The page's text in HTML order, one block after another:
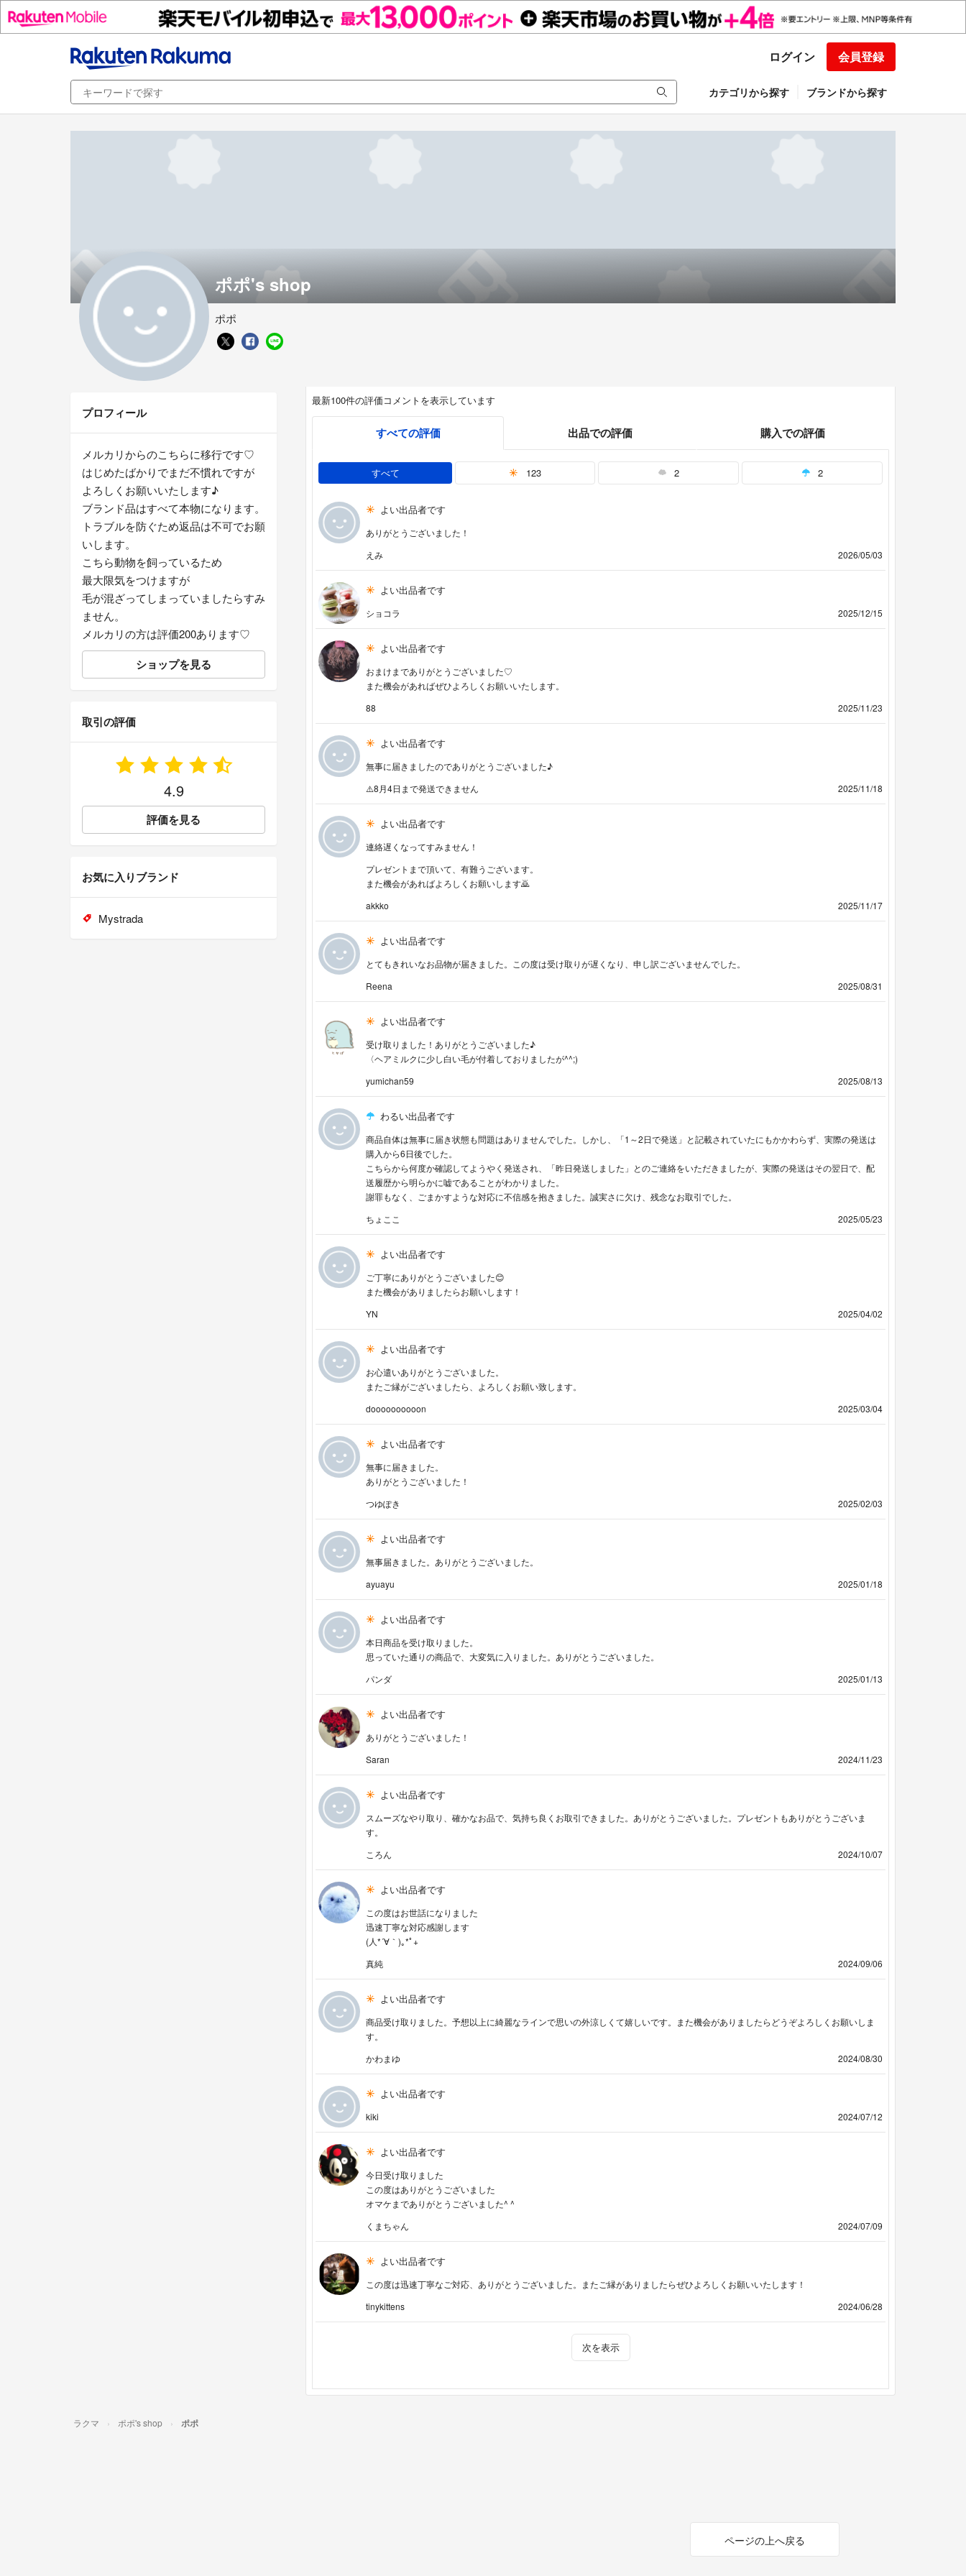
ログイン 会員登録
カテゴリから探す ブランドから探す
ポポ's shop
ポポ
最新100件の評価コメントを表示しています
すべての評価 出品での評価 購入での評価
すべて 123 2 2
よい出品者です
ありがとうございました！
えみ
2026/05/03
よい出品者です
ショコラ 2025/12/15
よい出品者です
おまけまでありがとうございました♡
また機会があればぜひよろしくお願いいたします。
88
2025/11/23
よい出品者です
無事に届きましたのでありがとうございました♪
⚠️8月4日まで発送できません
2025/11/18
よい出品者です
連絡遅くなってすみません！
プレゼントまで頂いて、有難うございます。
また機会があればよろしくお願いします🙇
akkko
2025/11/17
よい出品者です
とてもきれいなお品物が届きました。この度は受け取りが遅くなり、申し訳ございませんでした。
Reena
2025/08/31
よい出品者です
受け取りました！ありがとうございました♪
〈ヘアミルクに少し白い毛が付着しておりましたが^^;)
yumichan59
2025/08/13
わるい出品者です
商品自体は無事に届き状態も問題はありませんでした。しかし、「1～2日で発送」と記載されていたにもかかわらず、実際の発送は
購入から6日後でした。
こちらから何度か確認してようやく発送され、「昨日発送しました」とのご連絡をいただきましたが、実際の発送はその翌日で、配
送履歴から明らかに嘘であることがわかりました。
謝罪もなく、ごまかすような対応に不信感を抱きました。誠実さに欠け、残念なお取引でした。
ちょここ
2025/05/23
よい出品者です
ご丁寧にありがとうございました😊
また機会がありましたらお願いします！
YN
2025/04/02
よい出品者です
お心遣いありがとうございました。
またご縁がございましたら、よろしくお願い致します。
doooooooooon
2025/03/04
よい出品者です
無事に届きました。
ありがとうございました！
つゆぽき
2025/02/03
よい出品者です
無事届きました。ありがとうございました。
ayuayu
2025/01/18
よい出品者です
本日商品を受け取りました。
思っていた通りの商品で、大変気に入りました。ありがとうございました。
パンダ
2025/01/13
よい出品者です
ありがとうございました！
Saran
2024/11/23
よい出品者です
スムーズなやり取り、確かなお品で、気持ち良くお取引できました。ありがとうございました。プレゼントもありがとうございま
す。
ころん
2024/10/07
よい出品者です
この度はお世話になりました
迅速丁寧な対応感謝します
(⁠人⁠*⁠´⁠∀⁠｀⁠)⁠｡⁠*ﾟ⁠+
真純
2024/09/06
よい出品者です
商品受け取りました。予想以上に綺麗なラインで思いの外涼しくて嬉しいです。また機会がありましたらどうぞよろしくお願いしま
す。
かわまゆ
2024/08/30
よい出品者です
kiki 2024/07/12
よい出品者です
今日受け取りました
この度はありがとうございました
オマケまでありがとうございました^ ^
くまちゃん
2024/07/09
よい出品者です
この度は迅速丁寧なご対応、ありがとうございました。またご縁がありましたらぜひよろしくお願いいたします！
tinykittens
2024/06/28
次を表示
プロフィール
メルカリからのこちらに移行です♡
はじめたばかりでまだ不慣れですが
よろしくお願いいたします♪
ブランド品はすべて本物になります。
トラブルを防ぐため返品は不可でお願
いします。
こちら動物を飼っているため
最大限気をつけますが
毛が混ざってしまっていましたらすみ
ません。
メルカリの方は評価200あります♡
ショップを見る
取引の評価
4.9
評価を見る
お気に入りブランド
Mystrada
ラクマ ポポ's shop ポポ
ページの上へ戻る